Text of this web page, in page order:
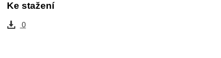
Ke stažení
0